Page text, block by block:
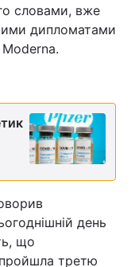
словами, вже
дипломатами
день
що
третю